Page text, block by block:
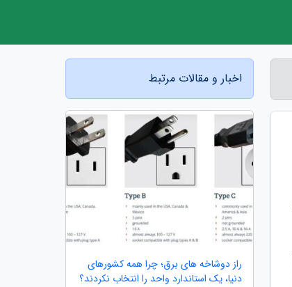
اخبار و مقالات مرتبط
راز دوشاخه های برق؛ چرا همه کشورهای
دنیا، یک استاندارد واحد را انتخاب نکردند؟